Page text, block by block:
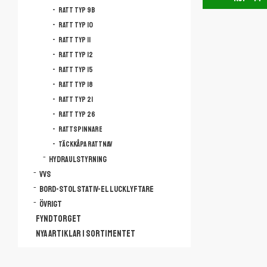
Ratt Typ 9B
Ratt Typ 10
Ratt Typ 11
Ratt Typ 12
Ratt Typ 15
Ratt Typ 18
Ratt Typ 21
Ratt Typ 26
Rattspinnare
Täckkåpa rattnav
Hydraulstyrning
VVS
Bord-Stol Stativ-El lucklyftare
Övrigt
FYNDTORGET
NYA ARTIKLAR I SORTIMENTET